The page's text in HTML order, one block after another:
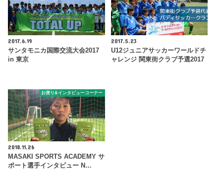
2017.6.19
サンタモニカ国際交流大会2017
in 東京
2017.5.23
U12ジュニアサッカーワールドチ
ャレンジ 関東街クラブ予選2017
お便り&インタビューコーナー
2018.11.26
MASAKI SPORTS ACADEMY サ
ポート選手インタビュー N…